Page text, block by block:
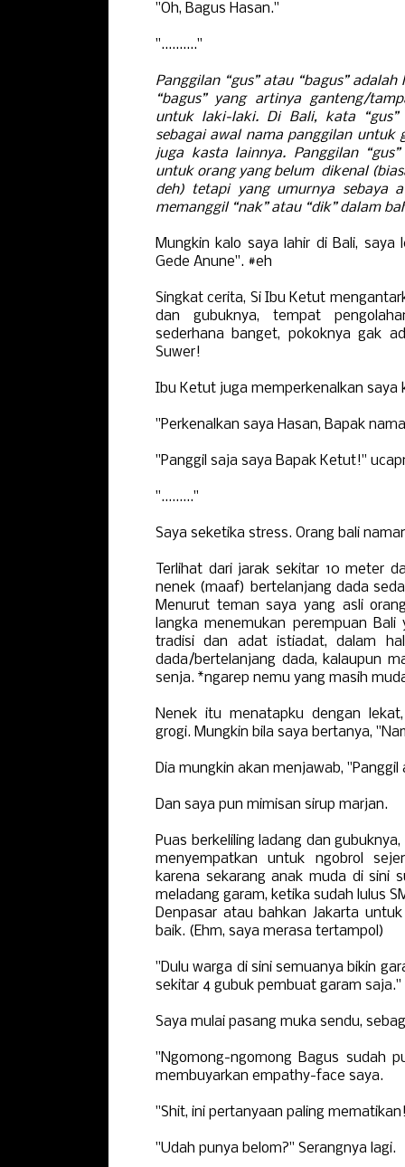
"Oh, Bagus Hasan."
".........."
Panggilan “gus” atau “bagus”
“bagus” yang artinya ganteng/
untuk laki-laki. Di Bali, kata “gus”
sebagai awal nama panggilan untuk
juga kasta lainnya. Panggilan
untuk orang yang belum dikenal
deh) tetapi yang umurnya sebaya
memanggil “nak” atau “dik” dalam
Mungkin kalo saya lahir di Bali,
Gede Anune". #eh
Singkat cerita, Si Ibu Ketut
dan gubuknya, tempat
sederhana banget, pokoknya gak
Suwer!
Ibu Ketut juga memperkenalkan saya
"Perkenalkan saya Hasan, Bapak
"Panggil saja saya Bapak Ketut!"
"........."
Saya seketika stress. Orang bali
Terlihat dari jarak sekitar 10 meter
nenek (maaf) bertelanjang dada
Menurut teman saya yang asli
langka menemukan perempuan
tradisi dan adat istiadat, dalam
dada/bertelanjang dada, kalaupun
senja. *ngarep nemu yang masih
Nenek itu menatapku dengan
grogi. Mungkin bila saya bertanya,
Dia mungkin akan menjawab,
Dan saya pun mimisan sirup marjan.
Puas berkeliling ladang dan
menyempatkan untuk ngobrol
karena sekarang anak muda di sini
meladang garam, ketika sudah lulus
Denpasar atau bahkan Jakarta
baik. (Ehm, saya merasa tertampol)
"Dulu warga di sini semuanya bikin
sekitar 4 gubuk pembuat garam saja."
Saya mulai pasang muka sendu,
"Ngomong-ngomong Bagus sudah
membuyarkan empathy-face saya.
"Shit, ini pertanyaan paling
"Udah punya belom?" Serangnya lagi.